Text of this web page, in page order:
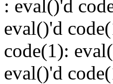
: eval()'d
eval()'d
code(1):
eval()'d